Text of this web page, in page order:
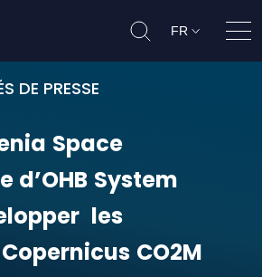
FR
DE PRESSE
Space partenaire
Space
d’OHB System
les
Copernicus CO2M